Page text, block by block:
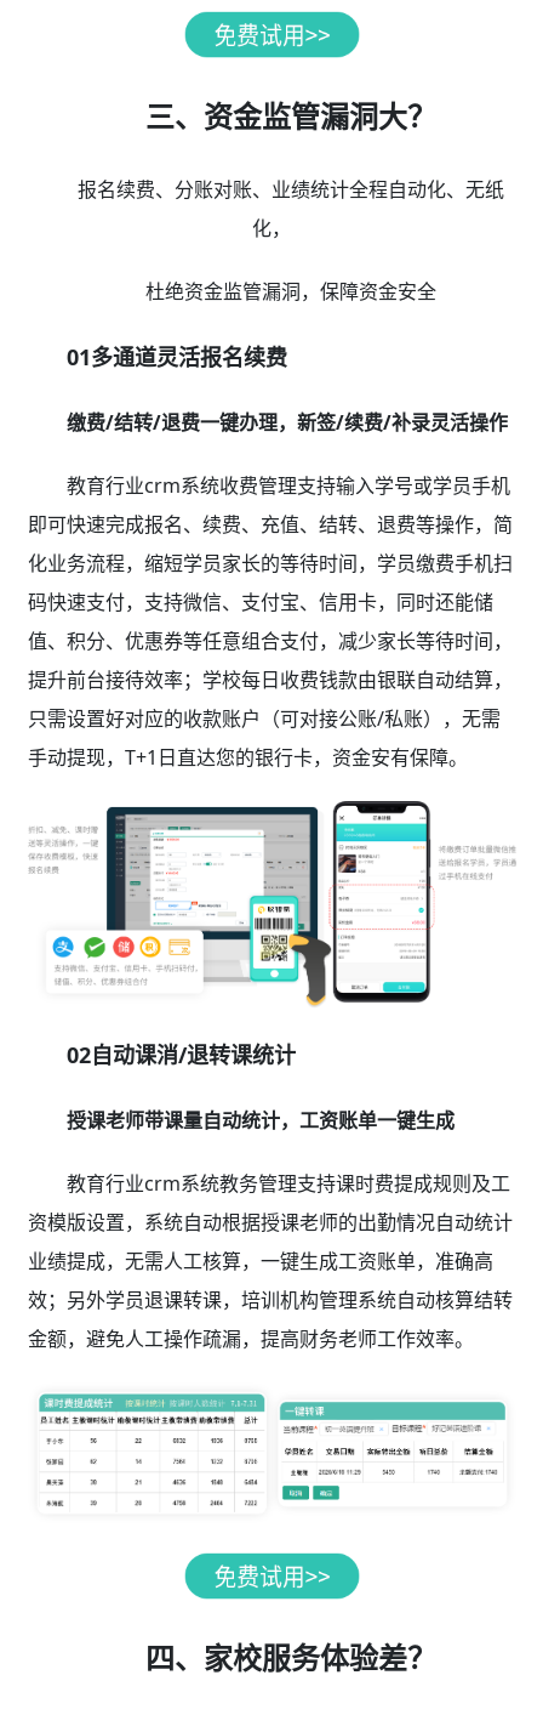
三、资金监管漏洞大？
报名续费、分账对账、业绩统计全程自动化、无纸
化，
杜绝资金监管漏洞，保障资金安全
01多通道灵活报名续费
缴费/结转/退费一键办理，新签/续费/补录灵活操作
教育行业crm系统收费管理支持输入学号或学员手机
即可快速完成报名、续费、充值、结转、退费等操作，简
化业务流程，缩短学员家长的等待时间，学员缴费手机扫
码快速支付，支持微信、支付宝、信用卡，同时还能储
值、积分、优惠券等任意组合支付，减少家长等待时间，
提升前台接待效率；学校每日收费钱款由银联自动结算，
只需设置好对应的收款账户（可对接公账/私账），无需
手动提现，T+1日直达您的银行卡，资金安有保障。
02自动课消/退转课统计
授课老师带课量自动统计，工资账单一键生成
教育行业crm系统教务管理支持课时费提成规则及工
资模版设置，系统自动根据授课老师的出勤情况自动统计
业绩提成，无需人工核算，一键生成工资账单，准确高
效；另外学员退课转课，培训机构管理系统自动核算结转
金额，避免人工操作疏漏，提高财务老师工作效率。
四、家校服务体验差？